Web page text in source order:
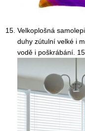
Velkoplošná
duhy zútulní velké i
vodě i poškrábání.